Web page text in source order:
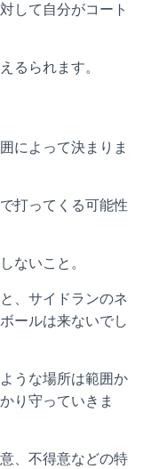
して自分がコート
るられます。
によって決まりま
打ってくる可能性
ないこと。
、サイドランのネ
ールは来ないでし
うな場所は範囲か
り守っていきま
、不得意などの特